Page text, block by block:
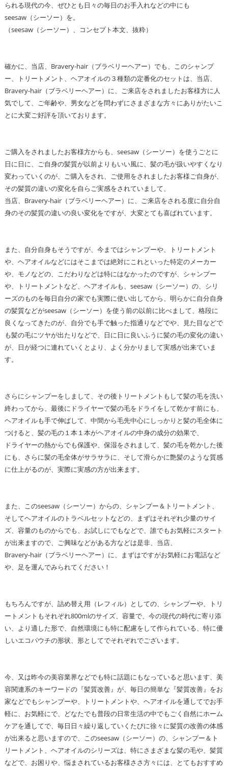
られる現代の今、ぜひとも日々の毎日のお手入れなどの中にも
seesaw（シーソー）を。
（seesaw（シーソー）、コンセプト本文、抜粋）
確かに、当店、Bravery-hair（ブラベリーヘアー）でも、このシャンプ
ー、トリートメント、ヘアオイルの３種類の定番化のセットは、当店、
Bravery-hair（ブラベリーヘアー）に、ご来店をされましたお客様方に人
気でして、ご年齢や、男女などを問わずにさまざまな方々にありがたいこ
とに大変ご好評を頂いております。
ご購入をされましたお客様方からも、seesaw（シーソー）を使うごとに
日に日に、ご自身の髪質が以前よりもいい風に、髪の毛が扱いやすくなり
変わっていくのが、ご購入をされ、ご使用をされましたお客様ご自身が、
その髪質の違いの変化を自らご実感をされていまして、
当店、Bravery-hair（ブラベリーヘアー）に、ご来店をされる度に自分自
身のその髪質の違いの良い変化をですが、大変とても喜ばれています。
また、自分自身もそうですが、今まではシャンプーや、トリートメント
や、ヘアオイルなどにはそこまでは絶対にこれといった特定のメーカー
や、モノなどの、こだわりなどは特にはなかったのですが、シャンプー
や、トリートメントなど、ヘアオイルも、seesaw（シーソー）の、シリ
ーズのものを毎日自分の家でも実際に使い出してから、明らかに自分自身
の髪質などがseesaw（シーソー）を使う前の以前に比べまして、格段に
良くなってきたのが、自分でも手で触った指通りなどでや、見た目などで
も髪の毛にツヤが出たりなどで、日に日に良いふうに髪の毛の変化の違い
が、日が経つに連れていくとより、よく分かりまして実感が出来ていま
す。
さらにシャンプーをしまして、その後トリートメントもして髪の毛を洗い
終わってから、最後にドライヤーで髪の毛をドライをして乾かす前にも、
ヘアオイルも手で伸ばして、中間から毛先中心にしっかりと髪の毛全体に
つけると、髪の毛の１本１本がヘアオイルの中身の成分の効果で、
ドライヤーの熱からでも保護や、保湿をされまして、髪の毛を乾かした後
にも、さらに髪の毛全体がサラサラに、そして滑らかに艶髪のような質感
に仕上がるのが、実際に実感の方が出来ます。
また、このseesaw（シーソー）からの、シャンプー＆トリートメント、
そしてヘアオイルのトラベルセットなどの、まずはそれぞれ少量のサイ
ズ、容量のものからでも、お試しにでもなどで、誰でもお気軽にスタート
が出来ますので、ご興味などがある方などは是非、当店、
Bravery-hair（ブラベリーヘアー）に、まずはですがお気軽にお電話など
や、足を運んでみられてください！
もちろんですが、詰め替え用（レフィル）としての、シャンプーや、トリ
ートメントもそれぞれ800mlのサイズ、容量で、今の現代の時代に寄り添
い、より適した形で、自然環境にも特に配慮をして作られている、特に優
しいエコパウチの形状、形としてでそれぞれでございます。
今、又は昨今の美容業界などでも特に話題にもなっていると思います、美
容関連系のキーワードの『髪質改善』が、毎日の簡単な『髪質改善』をお
家などでもシャンプーや、トリートメントや、ヘアオイルを通してでお手
軽に、お気軽にで、どなたでも普段の日常生活の中でもごく自然にホーム
ケアを通してで、毎日日々繰り返していくたびに徐々に髪質の改善の体感
が出来ると思いますので、このseesaw（シーソー）の、シャンプー＆ト
リートメント、ヘアオイルのシリーズは、特にさまざまな髪の毛や、髪質
などで、お困りや、悩まされているお客様ささ方々には、とてもおすすめ